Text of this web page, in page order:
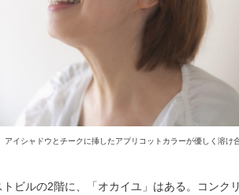
アイシャドウとチークに挿したアプリコットカラーが優しく溶け
ビルの2階に、「オカイユ」はある。コンク